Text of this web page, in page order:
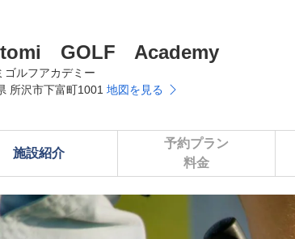
GOLF Academy
ゴルフアカデミー
所沢市下富町1001 地図を見る
施設紹介
予約プラン
料金